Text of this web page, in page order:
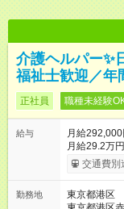
介護ヘルパー✨
福祉士歓迎／年
正社員 職種未経験
給与
月給
月給29.2万
変動） 【無資格の方の入社後のモデル月収】 ［入社］ 無資
格・未経験
30.2万円 ［
交通費別
勤務地
東京都港区